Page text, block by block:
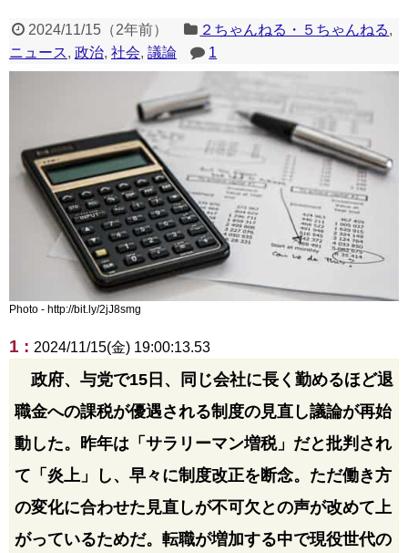
2024/11/15（2年前） ２ちゃんねる・５ちゃんねる,
ニュース, 政治, 社会, 議論 1
Photo - http://bit.ly/2jJ8smg
1 : 2024/11/15(金) 19:00:13.53
政府、与党で15日、同じ会社に長く勤めるほど退
職金への課税が優遇される制度の見直し議論が再始
動した。昨年は「サラリーマン増税」だと批判され
て「炎上」し、早々に制度改正を断念。ただ働き方
の変化に合わせた見直しが不可欠との声が改めて上
がっているためだ。転職が増加する中で現役世代の